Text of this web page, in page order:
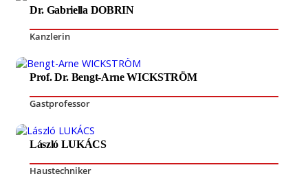
Dr. Gabriella DOBRIN
Kanzlerin
Prof. Dr. Bengt-Arne WICKSTRÖM
Gastprofessor
László LUKÁCS
Haustechniker